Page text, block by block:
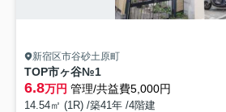
新宿区市谷砂土原町
TOP市ヶ谷№1
6.8万円 管理/共益費5,000円
14.54㎡ (1R) /築41年 /4階建